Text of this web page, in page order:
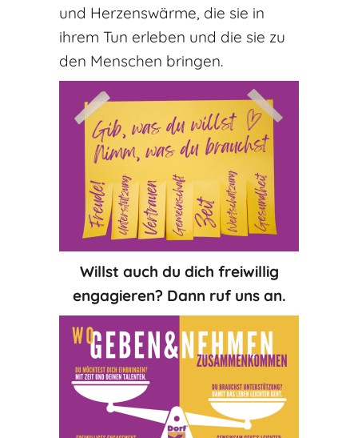
und Herzenswärme, die sie in
ihrem Tun erleben und die sie zu
den Menschen bringen.
Willst auch du dich freiwillig
engagieren? Dann ruf uns an.